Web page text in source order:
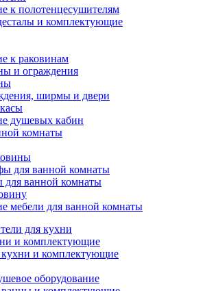
к полотенцесушителям
и комплектующие
к раковинам
и ограждения
ширмы и двери
душевых кабин
комнаты
для ванной комнаты
ванной комнаты
мебели для ванной комнаты
для кухни
и комплектующие
и комплектующие
оборудование